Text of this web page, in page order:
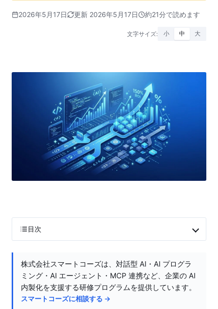
2026年5月17日 更新 2026年5月17日 約21分で読めます
文字サイズ: 小 中 大
目次
株式会社スマートコーズは、対話型 AI・AI プログラ
ミング・AI エージェント・MCP 連携など、企業の AI
内製化を支援する研修プログラムを提供しています。
スマートコーズに相談する →